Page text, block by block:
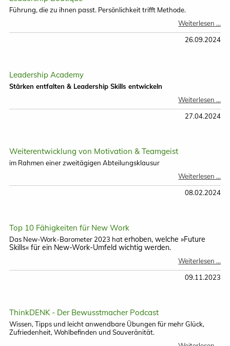
Führung, die zu ihnen passt. Persönlichkeit trifft Methode.
Weiterlesen …
26.09.2024
Leadership Academy
Stärken entfalten & Leadership Skills entwickeln
Weiterlesen …
27.04.2024
Weiterentwicklung von Motivation & Teamgeist
im Rahmen einer zweitägigen Abteilungsklausur
Weiterlesen …
08.02.2024
Top 10 Fähigkeiten für New Work
Das New-Work-Barometer 2023 haterhoben, welche »Future
Skills« für ein New-Work-Umfeld wichtig werden.
Weiterlesen …
10
09.11.2023
ThinkDENK - Der Bewusstmacher Podcast
Wissen, Tipps und leicht anwendbare Übungen für mehr Glück,
Zufriedenheit, Wohlbefinden und Souveränität.